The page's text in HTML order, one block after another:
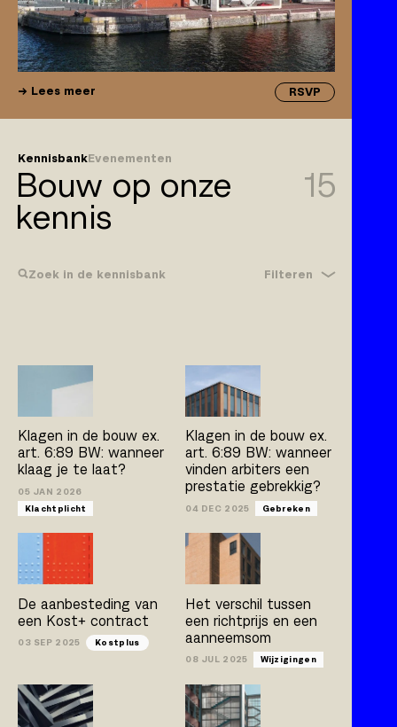
Lees meer RSVP
KennisbankEvenementen
Bouw op onze
kennis
15
Zoek in de kennisbank Filteren
GebrekenKlachtplicht Wijzigingen
KostplusUAV-GC 2005
ArtikelBoek
Arno Jacobs
Bert van der Zijpp
Hamza Atas
Klagen in de bouw ex.
art. 6:89 BW: wanneer
klaag je te laat?
05 JAN 2026
Klachtplicht
Klagen in de bouw ex.
art. 6:89 BW: wanneer
vinden arbiters een
prestatie gebrekkig?
04 DEC 2025 Gebreken
De aanbesteding van
een Kost+ contract
03 SEP 2025 Kostplus
Het verschil tussen
een richtprijs en een
aanneemsom
08 JUL 2025 Wijzigingen